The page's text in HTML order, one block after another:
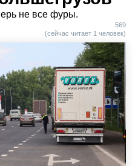
не все фуры.
569
(сейчас читает 1 человек)